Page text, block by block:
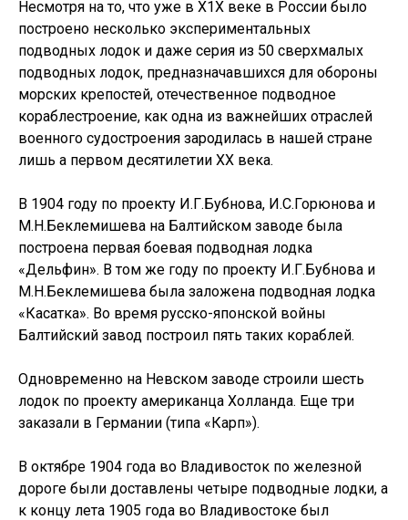
Несмотря на то, что уже в Х1Х веке в России было
построено несколько экспериментальных
подводных лодок и даже серия из 50 сверхмалых
подводных лодок, предназначавшихся для обороны
морских крепостей, отечественное подводное
кораблестроение, как одна из важнейших отраслей
военного судостроения зародилась в нашей стране
лишь а первом десятилетии ХХ века.
В 1904 году по проекту И.Г.Бубнова, И.С.Горюнова и
М.Н.Беклемишева на Балтийском заводе была
построена первая боевая подводная лодка
«Дельфин». В том же году по проекту И.Г.Бубнова и
М.Н.Беклемишева была заложена подводная лодка
«Касатка». Во время русско-японской войны
Балтийский завод построил пять таких кораблей.
Одновременно на Невском заводе строили шесть
лодок по проекту американца Холланда. Еще три
заказали в Германии (типа «Карп»).
В октябре 1904 года во Владивосток по железной
дороге были доставлены четыре подводные лодки, а
к концу лета 1905 года во Владивостоке был